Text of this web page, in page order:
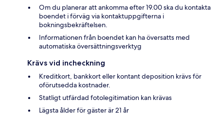
Om du planerar att ankomma efter 19.00 ska du kontakta
boendet i förväg via kontaktuppgifterna i
bokningsbekräftelsen.
Informationen från boendet kan ha översatts med
automatiska översättningsverktyg
Krävs vid incheckning
Kreditkort, bankkort eller kontant deposition krävs för
oförutsedda kostnader.
Statligt utfärdad fotolegitimation kan krävas
Lägsta ålder för gäster är 21 år